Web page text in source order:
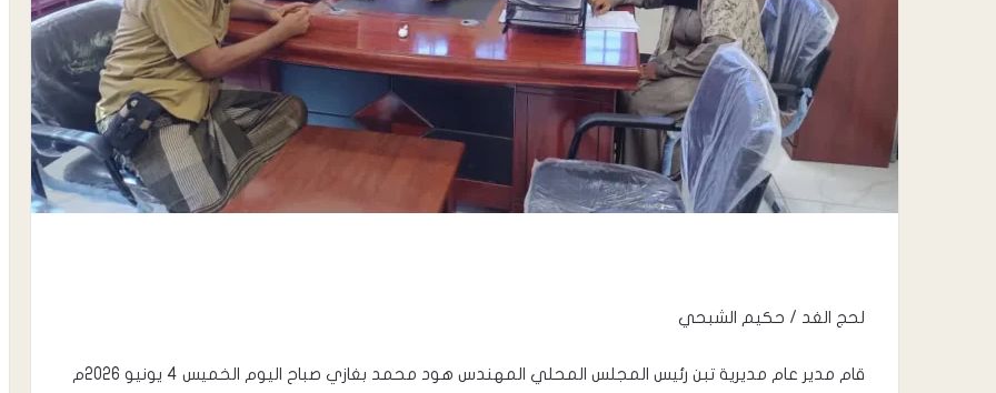
لحج الغد / ​حكيم الشبحي
​قام مدير عام مديرية تبن رئيس المجلس المحلي المهندس هود محمد بغازي صباح اليوم الخميس 4 يونيو 2026م